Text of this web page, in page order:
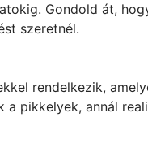
Gondold át,
szeretnél.
rendelkezik,
a pikkelyek, annál